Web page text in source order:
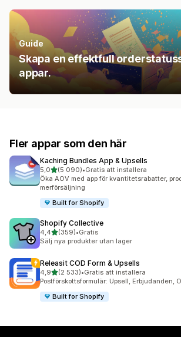
Guide
Skapa en effektfull
appar.
Fler appar som den här
Kaching Bundles App & Upsells
5,0av 5 stjärnor
(5 090)
5090 recensioner totalt
•Gratis att installera
Öka AOV med app för kvantitetsrabatter,
merförsäljning
Built for Shopify
Shopify Collective
4,4av 5 stjärnor
(359)
359 recensioner totalt
•Gratis
Sälj nya produkter utan lager
Releasit COD Form & Upsells
4,9av 5 stjärnor
(2 533)
2533 recensioner totalt
•Gratis att installera
Postförskottsformulär: Upsell, Erbjudanden,
Built for Shopify